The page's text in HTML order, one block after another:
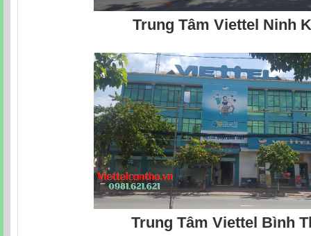
Trung Tâm Viettel Ninh
Trung Tâm Viettel Bình